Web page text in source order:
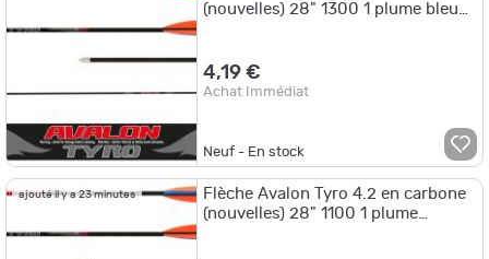
(nouvelles) 28" 1300 1 plume bleue
4,19 €
Achat Immédiat
Neuf - En stock
ajouté il y a 23 minutes
Flèche Avalon Tyro 4.2 en carbone
(nouvelles) 28" 1100 1 plume